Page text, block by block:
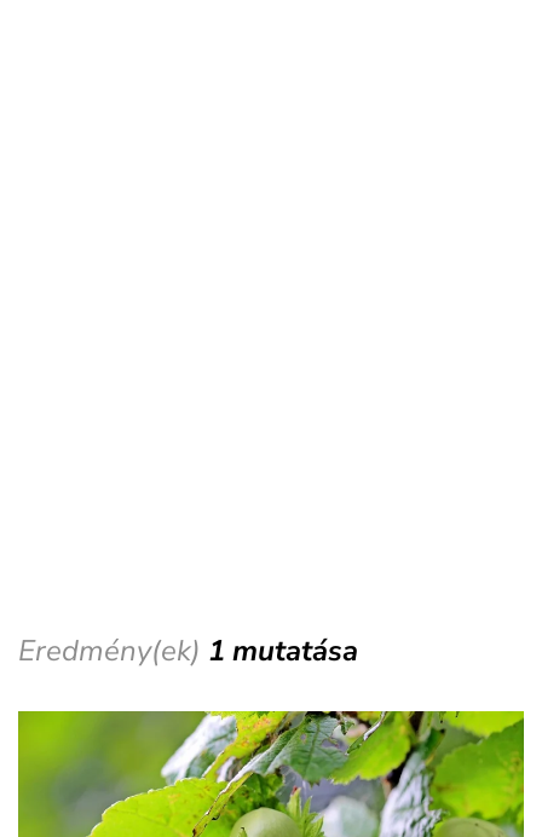
Eredmény(ek) 1 mutatása